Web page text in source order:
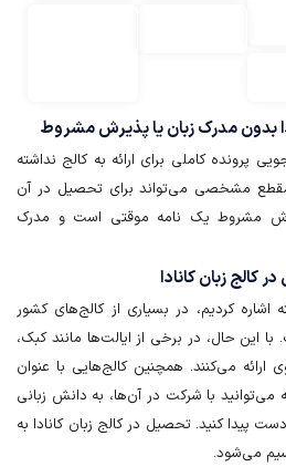
بدون مدرک زبان یا پذیرش مشروط​​​​​​​
پرونده کاملی برای ارائه به کالج نداشته
مشخصی می‌تواند برای تحصیل در آن
مشروط یک نامه موقتی است و مدرک
کالج زبان کانادا
کردیم، در بسیاری از کالج‌های کشور
این حال، در برخی از ایالت‌ها مانند کبک،
ارائه می‌کنند. همچنین کالج‌هایی با عنوان
می‌توانید با شرکت در آن‌ها، به دانش زبانی
پیدا کنید. تحصیل در کالج زبان کانادا به
می‌شود.